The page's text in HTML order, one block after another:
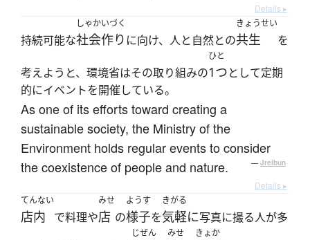
Details ▸
持続可能な
しゃかいづく
社会作り に向け、人と自然との
きょうせい
共生 を
考えようと、環境省はその取り組みの
ひと
1つとして定期
的にイベントを開催している。
As one of its efforts toward creating a
sustainable society, the Ministry of the
Environment holds regular events to consider
the coexistence of people and nature.
— Jreibun
Details ▸
てんない
店内 で料理や
みせ
店 の
ようす
様子を
きがる
気軽に写真に撮る人が多
じぜん みせ きょか